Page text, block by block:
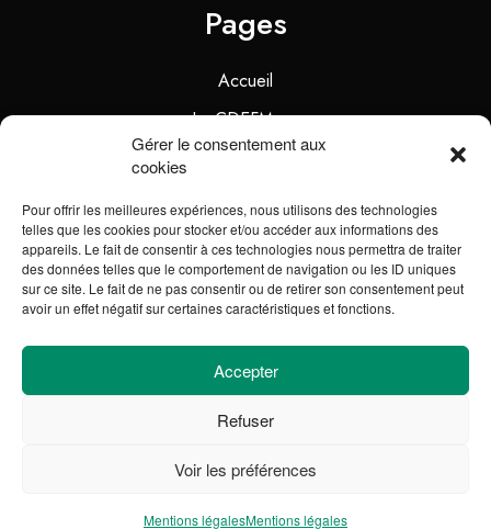
Gérer le consentement aux
cookies
Pour offrir les meilleures expériences, nous utilisons des technologies
telles que les cookies pour stocker et/ou accéder aux informations des
appareils. Le fait de consentir à ces technologies nous permettra de traiter
des données telles que le comportement de navigation ou les ID uniques
sur ce site. Le fait de ne pas consentir ou de retirer son consentement peut
avoir un effet négatif sur certaines caractéristiques et fonctions.
Accepter
Refuser
Voir les préférences
Mentions légalesMentions légales
Pages
Accueil
La CDEFM
Les Écoles Membres
Ressources
#PREPARETOI
Légal